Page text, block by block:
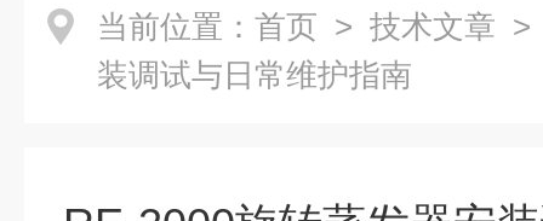
当前位置： 首页 > 技术文章 >
装调试与日常维护指南